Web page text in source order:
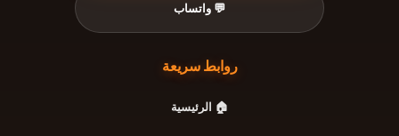
💬 واتساب
روابط سريعة
🏠 الرئيسية